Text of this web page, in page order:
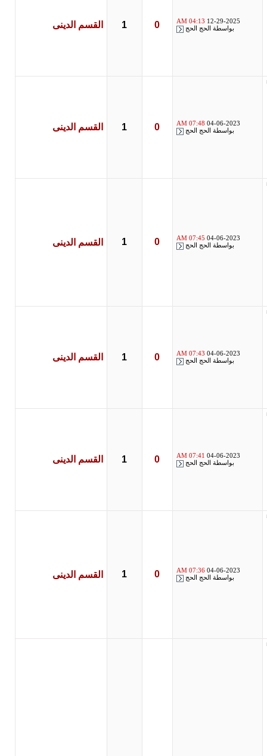
12-29-2025
04:13 AM
بواسطةالحج الحج القسم الدينى
04-06-2023
07:48 AM
بواسطةالحج الحج القسم الدينى
04-06-2023
07:45 AM
بواسطةالحج الحج القسم الدينى
04-06-2023
07:43 AM
بواسطةالحج الحج القسم الدينى
04-06-2023
07:41 AM
بواسطةالحج الحج القسم الدينى
04-06-2023
07:36 AM
بواسطةالحج الحج القسم الدينى